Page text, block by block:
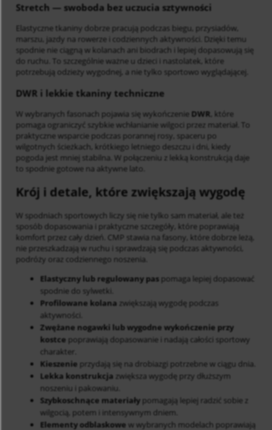
Stretch — swoboda bez uczucia sztywności
Elastyczne tkaniny dobrze pracują podczas biegu, przysiadów,
marszu, jazdy na rowerze i codziennych aktywności. Dzięki temu
spodnie nie ciągną w kolanach ani biodrach i lepiej dopasowują się
do ruchu. To szczególnie ważne u dzieci i nastolatek, które
potrzebują odzieży wygodnej, a nie tylko sportowo wyglądającej.
DWR i lekkie tkaniny techniczne
W wybranych fasonach pojawia się wykończenie DWR , które
pomaga ograniczyć szybkie wchłanianie wilgoci przez materiał. To
praktyczne wsparcie podczas porannej rosy, spaceru po
wilgotnych ścieżkach, krótkiego letniego deszczu i dni, kiedy
pogoda jest mniej stabilna. W połączeniu z lekką konstrukcją daje
to spodnie gotowe na aktywne lato.
Krój i detale, które zwiększają wygodę
W spodniach sportowych liczy się nie tylko sam materiał, ale też
sposób dopasowania i praktyczne szczegóły, które poprawiają
komfort przez cały dzień. CMP stawia na fasony, które dobrze leżą,
nie przeszkadzają w ruchu i sprawdzają się podczas aktywności,
podróży oraz codziennego noszenia.
Elastyczny lub regulowany pas pomaga lepiej dopasować
spodnie do sylwetki.
Profilowane kolana zwiększają wygodę podczas
aktywności.
Zwężane nogawki lub wygodne wykończenie przy
kostce poprawiają dopasowanie i nadają całości sportowy
charakter.
Kieszenie przydają się na drobiazgi potrzebne w ciągu dnia.
Lekka konstrukcja zwiększa wygodę przy dłuższym
noszeniu i pakowaniu.
Szybkoschnące materiały pomagają lepiej radzić sobie z
wilgocią, potem i intensywnym dniem.
Elementy odblaskowe w wybranych modelach poprawiają